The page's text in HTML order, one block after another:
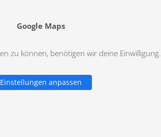
Google Maps
zu können, benötigen wir deine Einwilligung.
Einstellungen anpassen